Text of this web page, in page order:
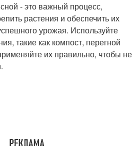
- это важный процесс,
растения и обеспечить их
урожая. Используйте
такие как компост, перегной
их правильно, чтобы не